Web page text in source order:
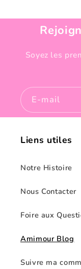
Soyez les
E-mail
Liens utiles
Notre Histoire
Nous Contacter
Foire aux
Amimour Blog
Suivre ma